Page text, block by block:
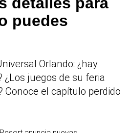
puedes
Orlando: ¿hay
¿Los juegos de su feria
Conoce el capítulo perdido